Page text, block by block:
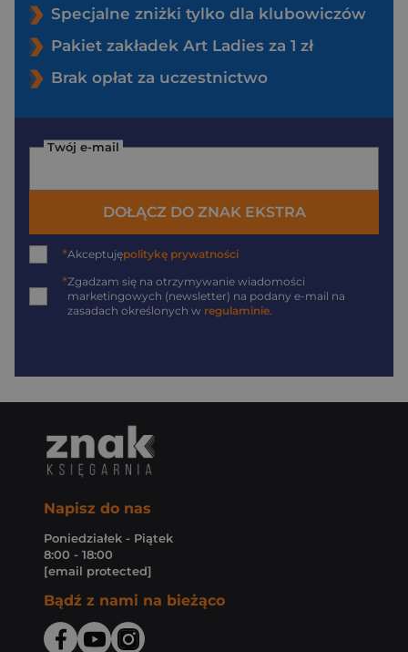
Specjalne zniżki tylko dla klubowiczów
Pakiet zakładek Art Ladies za 1 zł
Brak opłat za uczestnictwo
Twój e-mail
DOŁĄCZ DO ZNAK EKSTRA
*Akceptujępolitykę prywatności
*Zgadzam się na otrzymywanie wiadomości
marketingowych (newsletter) na podany e-mail na
zasadach określonych w regulaminie
Napisz do nas
Poniedziałek - Piątek
8:00 - 18:00
[email protected]
Bądź z nami na bieżąco